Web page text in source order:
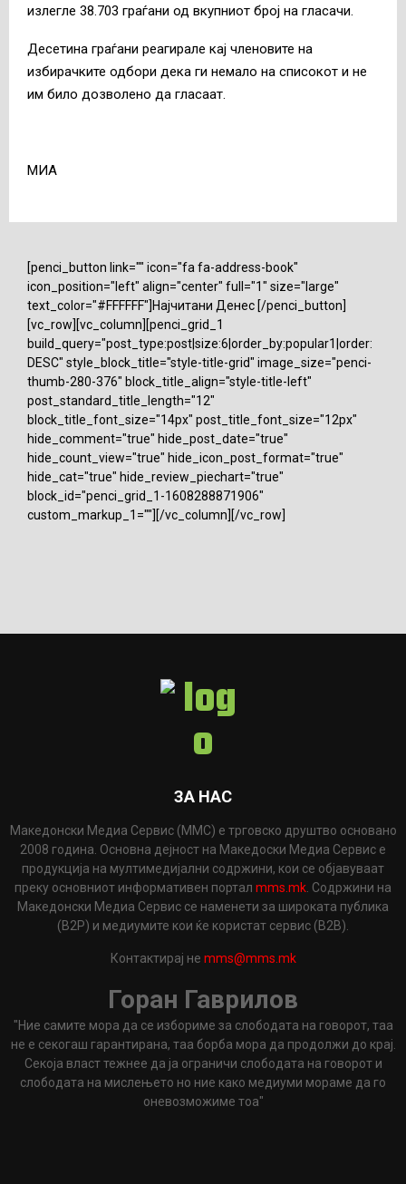
излегле 38.703 граѓани од вкупниот број на гласачи.
Десетина граѓани реагирале кај членовите на
избирачките одбори дека ги немало на списокот и не
им било дозволено да гласаат.
МИА
[penci_button link="" icon="fa fa-address-book"
icon_position="left" align="center" full="1" size="large"
text_color="#FFFFFF"]Најчитани Денес [/penci_button]
[vc_row][vc_column][penci_grid_1
build_query="post_type:post|size:6|order_by:popular1|order:
DESC" style_block_title="style-title-grid" image_size="penci-
thumb-280-376" block_title_align="style-title-left"
post_standard_title_length="12"
block_title_font_size="14px" post_title_font_size="12px"
hide_comment="true" hide_post_date="true"
hide_count_view="true" hide_icon_post_format="true"
hide_cat="true" hide_review_piechart="true"
block_id="penci_grid_1-1608288871906"
custom_markup_1=""][/vc_column][/vc_row]
ЗА НАС
Македонски Медиа Сервис (ММС) е трговско друштво основано
2008 година. Основна дејност на Македоски Медиа Сервис е
продукција на мултимедијални содржини, кои се објавуваат
преку основниот информативен портал mms.mk . Содржини на
Македонски Медиа Сервис се наменети за широката публика
(B2P) и медиумите кои ќе користат сервис (B2B).
Контактирај не mms@mms.mk
Горан Гаврилов
"Ние самите мора да се избориме за слободата на говорот, таа
не е секогаш гарантирана, таа борба мора да продолжи до крај.
Секоја власт тежнее да ја ограничи слободата на говорот и
слободата на мислењето но ние како медиуми мораме да го
оневозможиме тоа"